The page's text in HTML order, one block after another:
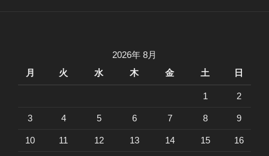
2026年 8月
月
火 水 木 金 土 日
1 2
3 4 5 6 7 8 9
10 11 12 13 14 15 16